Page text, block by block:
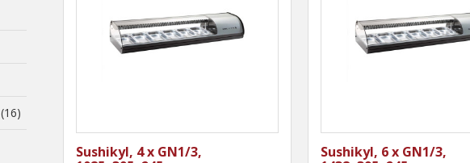
(16)
Sushikyl, 4 x GN1/3,
Sushikyl, 6 x GN1/3,